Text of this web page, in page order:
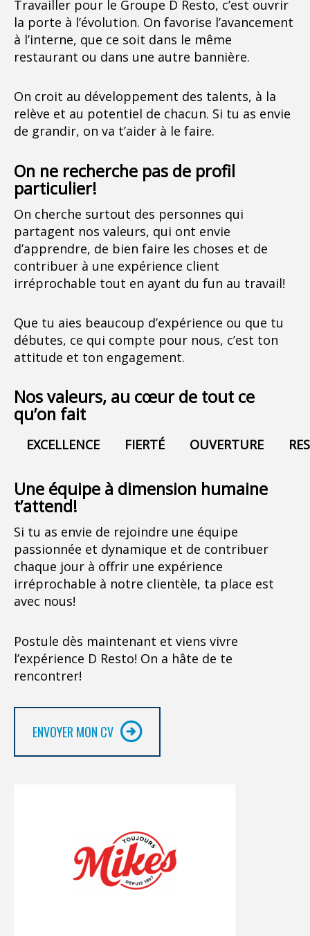
Travailler pour le Groupe D Resto, c’est ouvrir
la porte à l’évolution. On favorise l’avancement
à l’interne, que ce soit dans le même
restaurant ou dans une autre bannière.
On croit au développement des talents, à la
relève et au potentiel de chacun. Si tu as envie
de grandir, on va t’aider à le faire.
On ne recherche pas de profil
particulier!
On cherche surtout des personnes qui
partagent nos valeurs, qui ont envie
d’apprendre, de bien faire les choses et de
contribuer à une expérience client
irréprochable tout en ayant du fun au travail!
Que tu aies beaucoup d’expérience ou que tu
débutes, ce qui compte pour nous, c’est ton
attitude et ton engagement.
Nos valeurs, au cœur de tout ce
qu’on fait
EXCELLENCE FIERTÉ OUVERTURE
Une équipe à dimension humaine
t’attend!
Si tu as envie de rejoindre une équipe
passionnée et dynamique et de contribuer
chaque jour à offrir une expérience
irréprochable à notre clientèle, ta place est
avec nous!
Postule dès maintenant et viens vivre
l’expérience D Resto! On a hâte de te
rencontrer!
ENVOYER MON CV